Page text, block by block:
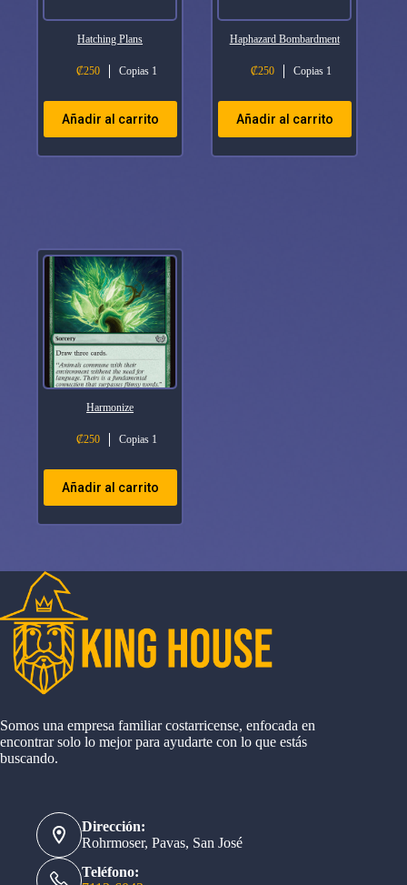
Hatching Plans
₡250 Copias 1
Añadir al carrito
Haphazard Bombardment
₡250 Copias 1
Añadir al carrito
Harmonize
₡250 Copias 1
Añadir al carrito
Somos una empresa familiar costarricense, enfocada en
encontrar solo lo mejor para ayudarte con lo que estás
buscando.
Dirección:
Rohrmoser, Pavas, San José
Teléfono: